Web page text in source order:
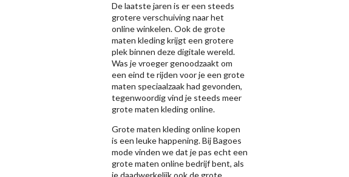
De laatste jaren is er een steeds
grotere verschuiving naar het
online winkelen. Ook de grote
maten kleding krijgt een grotere
plek binnen deze digitale wereld.
Was je vroeger genoodzaakt om
een eind te rijden voor je een grote
maten speciaalzaak had gevonden,
tegenwoordig vind je steeds meer
grote maten kleding online.
Grote maten kleding online kopen
is een leuke happening. Bij Bagoes
mode vinden we dat je pas echt een
grote maten online bedrijf bent, als